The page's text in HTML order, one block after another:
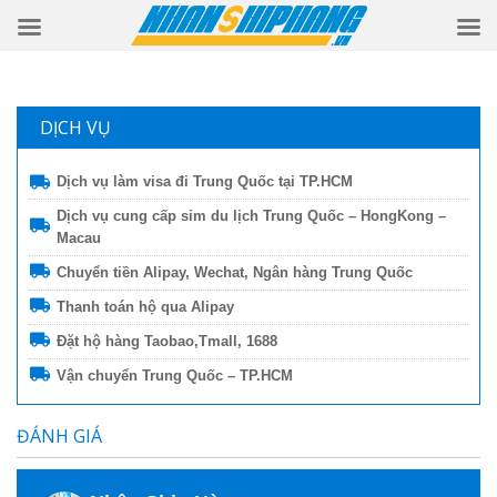
DỊCH VỤ
Dịch vụ làm visa đi Trung Quốc tại TP.HCM
Dịch vụ cung cấp sim du lịch Trung Quốc – HongKong –
Macau
Chuyển tiền Alipay, Wechat, Ngân hàng Trung Quốc
Thanh toán hộ qua Alipay
Đặt hộ hàng Taobao,Tmall, 1688
Vận chuyển Trung Quốc – TP.HCM
ĐÁNH GIÁ